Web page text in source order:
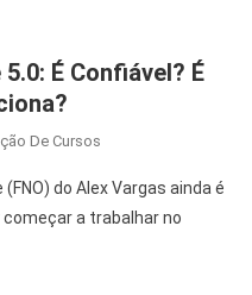
É Confiável? É
De Cursos
do Alex Vargas ainda é
a trabalhar no